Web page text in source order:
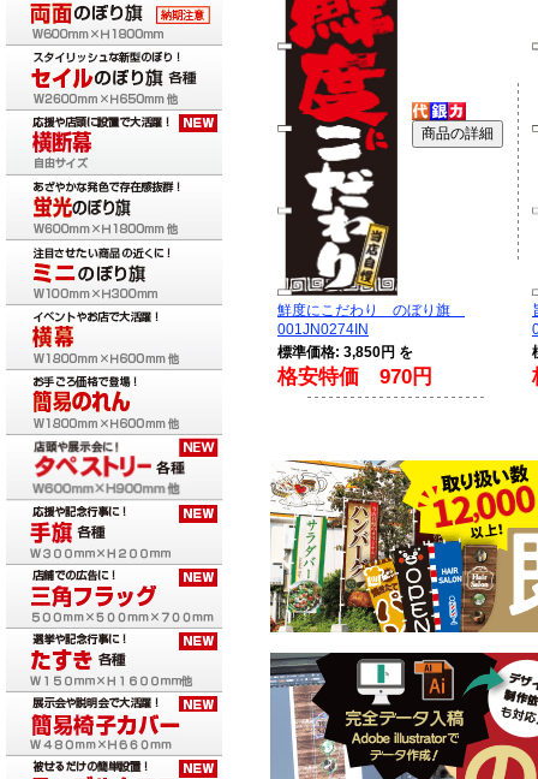
鮮度にこだわり のぼり旗
001JN0274IN
標準価格: 3,850円 を
格安特価 970円